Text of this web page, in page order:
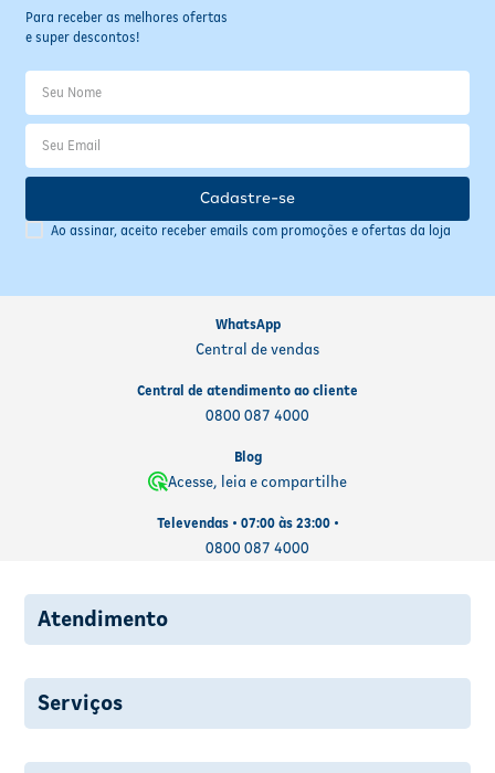
Para receber as melhores ofertas
e super descontos!
Ao assinar, aceito receber emails com promoções e ofertas da loja
Cadastre-se
WhatsApp
Central de vendas
Central de atendimento ao cliente
0800 087 4000
Blog
Acesse, leia e compartilhe
Televendas • 07:00 às 23:00 •
0800 087 4000
Atendimento
Serviços